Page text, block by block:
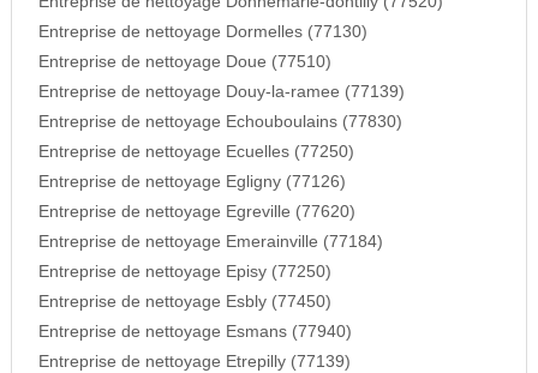
Entreprise de nettoyage Dormelles (77130)
Entreprise de nettoyage Doue (77510)
Entreprise de nettoyage Douy-la-ramee (77139)
Entreprise de nettoyage Echouboulains (77830)
Entreprise de nettoyage Ecuelles (77250)
Entreprise de nettoyage Egligny (77126)
Entreprise de nettoyage Egreville (77620)
Entreprise de nettoyage Emerainville (77184)
Entreprise de nettoyage Episy (77250)
Entreprise de nettoyage Esbly (77450)
Entreprise de nettoyage Esmans (77940)
Entreprise de nettoyage Etrepilly (77139)